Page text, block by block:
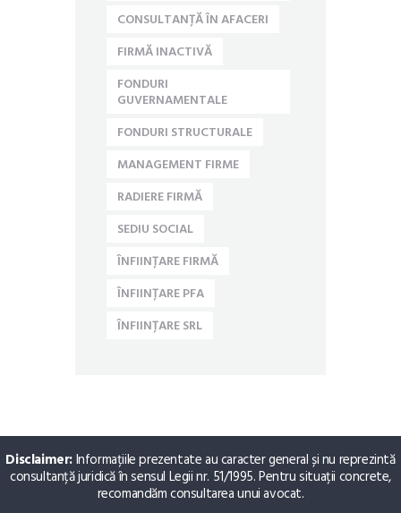
CONSULTANȚĂ ÎN AFACERI
FIRMĂ INACTIVĂ
FONDURI
GUVERNAMENTALE
FONDURI STRUCTURALE
MANAGEMENT FIRME
RADIERE FIRMĂ
SEDIU SOCIAL
ÎNFIINȚARE FIRMĂ
ÎNFIINȚARE PFA
ÎNFIINȚARE SRL
Disclaimer:Informațiile prezentate au caracter general și nu reprezintă
consultanță juridică în sensul Legii nr. 51/1995. Pentru situații concrete,
recomandăm consultarea unui avocat.